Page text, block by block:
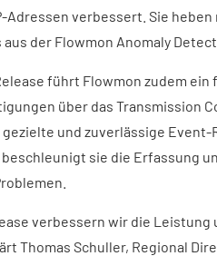
Adressen verbessert. Sie
der Flowmon Anomaly
führt Flowmon zudem
über das Transmission
und zuverlässige Event-
sie die Erfassung
verbessern wir die
Thomas Schuller, Regional